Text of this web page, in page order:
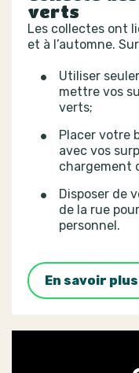
verts
Les collectes ont
et à l’automne.
Utiliser
mettre vos
verts;
Placer votre
avec vos
chargement
Disposer de
de la rue
personnel.
En savoir plus